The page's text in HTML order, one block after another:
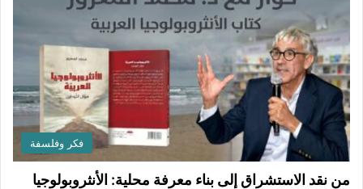
فكر وفلسفة
من نقد الاستشراق إلى بناء معرفة محلية: الأنثروبولوجيا